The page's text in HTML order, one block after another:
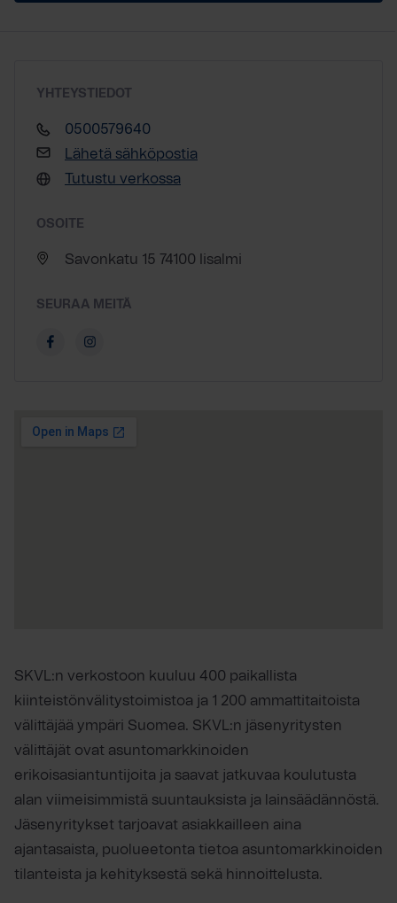
YHTEYSTIEDOT
0500579640
Lähetä sähköpostia
Tutustu verkossa
OSOITE
Savonkatu 15 74100 Iisalmi
SEURAA MEITÄ
SKVL:n verkostoon kuuluu 400 paikallista
kiinteistönvälitystoimistoa ja 1 200 ammattitaitoista
välittäjää ympäri Suomea. SKVL:n jäsenyritysten
välittäjät ovat asuntomarkkinoiden
erikoisasiantuntijoita ja saavat jatkuvaa koulutusta
alan viimeisimmistä suuntauksista ja lainsäädännöstä.
Jäsenyritykset tarjoavat asiakkailleen aina
ajantasaista, puolueetonta tietoa asuntomarkkinoiden
tilanteista ja kehityksestä sekä hinnoittelusta.